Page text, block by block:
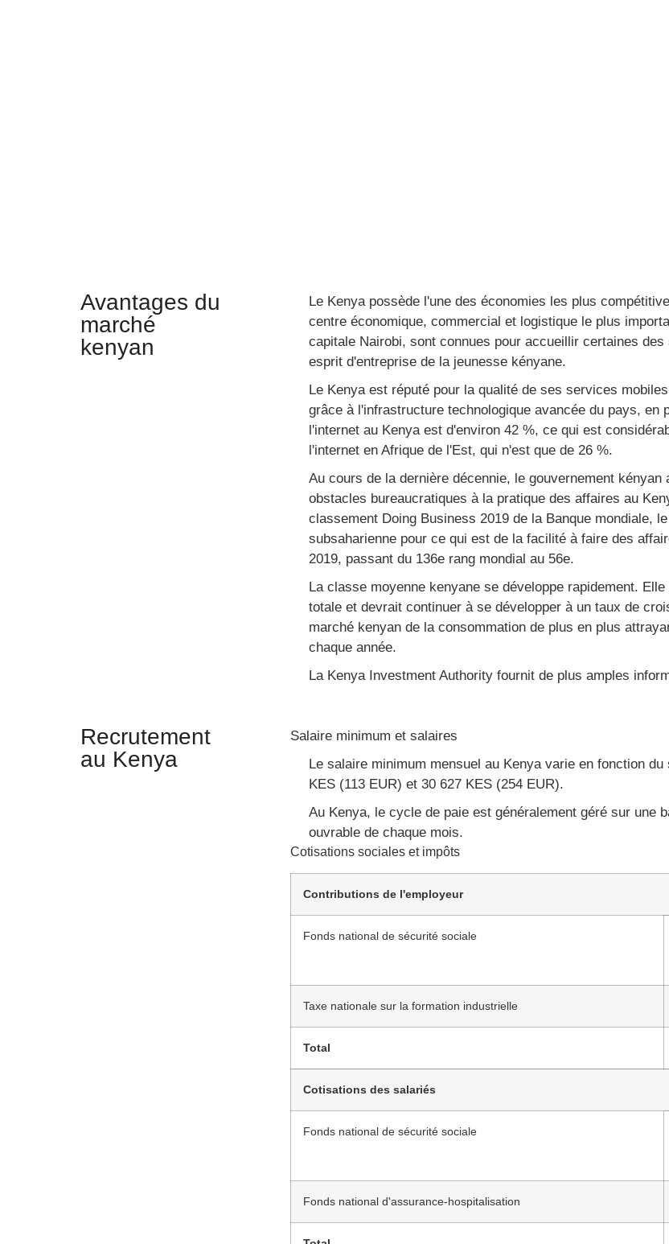
Avantages du
marché
kenyan
Le Kenya possède l'une des économies les plus
centre économique, commercial et logistique le plus
capitale Nairobi, sont connues pour accueillir certaines
esprit d'entreprise de la jeunesse kényane.
Le Kenya est réputé pour la qualité de ses services
grâce à l'infrastructure technologique avancée du pays,
l'internet au Kenya est d'environ 42 %, ce qui est
l'internet en Afrique de l'Est, qui n'est que de 26 %.
Au cours de la dernière décennie, le gouvernement
obstacles bureaucratiques à la pratique des affaires au
classement Doing Business 2019 de la Banque mondiale,
subsaharienne pour ce qui est de la facilité à faire des
2019, passant du 136e rang mondial au 56e.
La classe moyenne kenyane se développe rapidement.
totale et devrait continuer à se développer à un taux de
marché kenyan de la consommation de plus en plus
chaque année.
La Kenya Investment Authority fournit de plus amples
Recrutement
au Kenya
Salaire minimum et salaires
Le salaire minimum mensuel au Kenya varie en fonction
KES (113 EUR) et 30 627 KES (254 EUR).
Au Kenya, le cycle de paie est généralement géré sur une
ouvrable de chaque mois.
Cotisations sociales et impôts
Contributions de l'employeur
Fonds national de sécurité sociale
Taxe nationale sur la formation industrielle
Total
Cotisations des salariés
Fonds national de sécurité sociale
Fonds national d'assurance-hospitalisation